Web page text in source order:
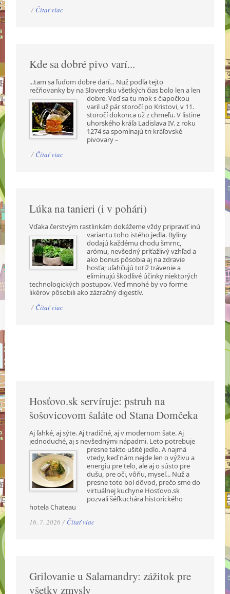
/ Čítať viac
Kde sa dobré pivo varí...
...tam sa ľuďom dobre darí… Nuž podľa tejto
rečňovanky by na Slovensku všetkých čias bolo len a len
dobre. Veď sa tu mok s čiapočkou
varil už pár storočí po Kristovi, v 11.
storočí dokonca už z chmeľu. V listine
uhorského kráľa Ladislava IV. z roku
1274 sa spomínajú tri kráľovské
pivovary –
/ Čítať viac
Lúka na tanieri (i v pohári)
Vďaka čerstvým rastlinkám dokážeme vždy pripraviť inú
variantu toho istého jedla. Byliny
dodajú každému chodu šmrnc,
arómu, nevšedný príťažlivý vzhľad a
ako bonus pôsobia aj na zdravie
hosťa; uľahčujú totiž trávenie a
eliminujú škodlivé účinky niektorých
technologických postupov. Veď mnohé by vo forme
likérov pôsobili ako zázračný digestív.
/ Čítať viac
Hosťovo.sk servíruje: pstruh na
šošovicovom šaláte od Stana Domčeka
Aj ľahké, aj sýte. Aj tradičné, aj v modernom šate. Aj
jednoduché, aj s nevšednými nápadmi. Leto potrebuje
presne takto ušité jedlo. A najmä
vtedy, keď nám nejde len o výživu a
energiu pre telo, ale aj o sústo pre
dušu, pre oči, vôňu, myseľ... Nuž a
presne toto bol dôvod, prečo sme do
virtuálnej kuchyne Hosťovo.sk
pozvali šéfkuchára historického
hotela Chateau
16. 7. 2026 / Čítať viac
Grilovanie u Salamandry: zážitok pre
všetky zmysly